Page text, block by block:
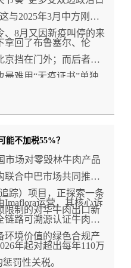
与2025年3月中方刚以
、8月又因新疫叫停的来
拿回了布鲁塞尔、伦
京挡在门外；而后者恰
难用“无疫证书”单独
能不加税55%？
市场对零毁林牛肉产品
联合中巴市场共同推进
踪）项目，正探索一条
限制的对华牛肉出口新
Imaflora运营，其核心诉
链路可溯源认证牛肉区
环境价值的绿色合规产
年起对超出每年110万
罚性关税。